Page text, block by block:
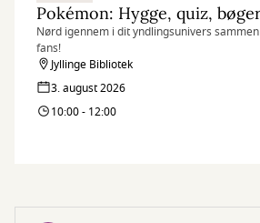
Nørd igennem i dit yndlingsunivers
fans!
Jyllinge Bibliotek
3. august 2026
10:00 - 12:00